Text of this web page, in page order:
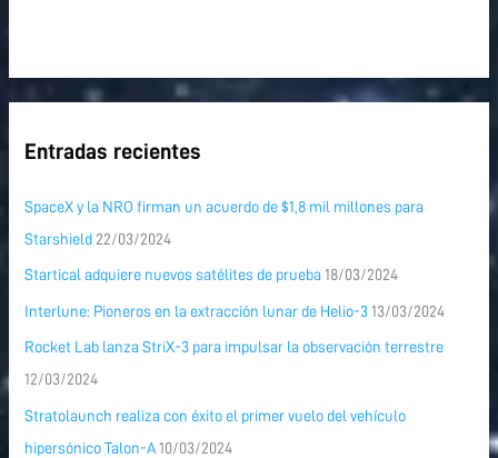
Entradas recientes
SpaceX y la NRO firman un acuerdo de $1,8 mil millones para
Starshield 22/03/2024
Startical adquiere nuevos satélites de prueba 18/03/2024
Interlune: Pioneros en la extracción lunar de Helio-3 13/03/2024
Rocket Lab lanza StriX-3 para impulsar la observación terrestre
12/03/2024
Stratolaunch realiza con éxito el primer vuelo del vehículo
hipersónico Talon-A 10/03/2024